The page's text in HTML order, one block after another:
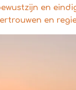
en
en